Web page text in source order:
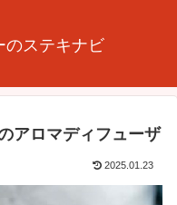
のステキナビ
アロマディフューザ
2025.01.23